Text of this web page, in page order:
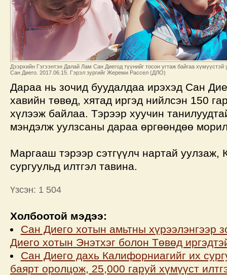
Дээрхийн Гэгээнтэн Далай Лам Сан Диегод түүнийг тосон угтаж байгаа
Сан Диего. 2017.06.15. Гэрэл зургийг Жереми Рассел (ДЛО)
Дараа нь зочид буудалдаа ирэхэд Сан
хавийн төвөд, хятад иргэд нийлсэн 150
хүлээж байлаа. Тэрээр хуучин
мэндэлж уулзсаны дараа өргөөндөө
Маргааш тэрээр сэтгүүлч нартай уулзаж,
сургуульд илтгэл тавина.
Үзсэн: 1 504
Холбоотой мэдээ:
Сан Диего хотын амьтны хүрээлэнгээр
Диего хотын Энэтхэг болон Төвөд
Сан Диего дахь Калифорниагийг их
баярт оролцож, 25,000 гаруй хүмүүст